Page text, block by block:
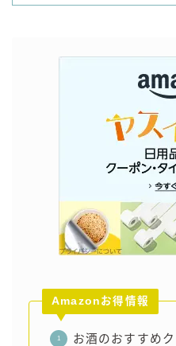
Amazonお得情報
お酒のおすすめ